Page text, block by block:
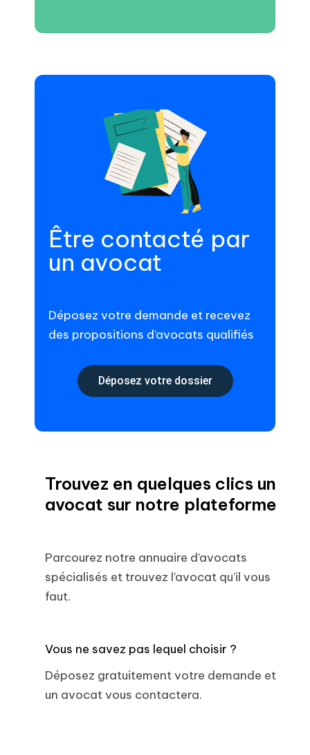
Être contacté par
un avocat
Déposez votre demande et recevez
des propositions d’avocats qualifiés
Déposez votre dossier
Trouvez en quelques clics un
avocat sur notre plateforme
Parcourez notre annuaire d’avocats
spécialisés et trouvez l’avocat qu’il vous
faut.
Vous ne savez pas lequel choisir ?
Déposez gratuitement votre demande et
un avocat vous contactera.